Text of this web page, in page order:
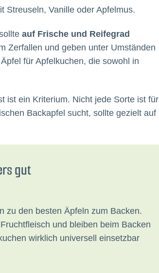
Streuseln, Vanille oder Apfelmus.
auf Frische und Reifegrad
Zerfallen und geben unter Umständen
für Apfelkuchen, die sowohl in
ist ein Kriterium. Nicht jede Sorte ist für
Backapfel sucht, sollte gezielt auf
gut
zu den besten Äpfeln zum Backen.
und bleiben beim Backen
wirklich universell einsetzbar